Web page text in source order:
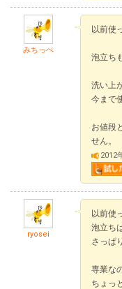
みちっぺ
以前使
泡立ち
洗い上
今まで
お値段
せん。
2012
ryosei
以前使
泡立ち
さっぱ
専業な
ちょっ